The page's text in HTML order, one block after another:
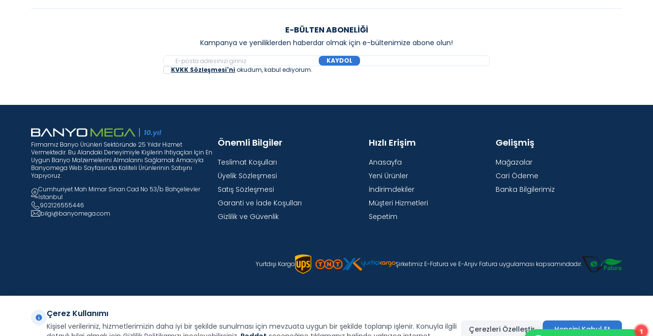
1
E-BÜLTEN ABONELIĞI
Kampanya ve yeniliklerden haberdar olmak için e-bültenimize abone olun!
KAYDOL
KVKK Sözleşmesi'ni okudum, kabul ediyorum.
Firmamız Banyo Ürünleri Sektöründe 25 Yıldır Hizmet
Vermektedir. Bu Alandaki Deneyimiyle Kişilerin Ihtiyaçları Için En
Uygun Banyo Malzemelerini Almalarını Sağlamak Amacıyla
Banyomega Web Sayfasında Kaliteli Ürünlerinin Satışını
Yapıyoruz.
Cumhuriyet Mah Mimar Sinan Cad No 53/b Bahçelievler
İstanbul
902126555446
bilgi@banyomega.com
Önemli Bilgiler
Teslimat Koşulları
Üyelik Sözleşmesi
Satış Sözleşmesi
Garanti ve İade Koşulları
Gizlilik ve Güvenlik
Hızlı Erişim
Anasayfa
Yeni Ürünler
İndirimdekiler
Müşteri Hizmetleri
Sepetim
Gelişmiş
Mağazalar
Cari Ödeme
Banka Bilgilerimiz
Yurtdışı Kargo Şirketimiz E-Fatura ve E-Arşiv Fatura uygulaması kapsamındadır.
Facebook
X İnstagram
YoutubePinterest
Çerez Kullanımı
Kişisel verileriniz, hizmetlerimizin daha iyi bir şekilde sunulması için mevzuata uygun bir şekilde toplanıp işlenir. Konuyla ilgili
Çerezleri Özelleştir Hepsini Kabul Et